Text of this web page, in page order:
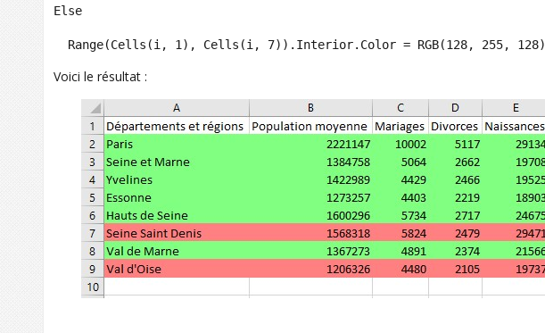
Else
Range(Cells(i, 1), Cells(i, 7)).Interior.Color = RGB(128, 255, 128)
Voici le résultat :